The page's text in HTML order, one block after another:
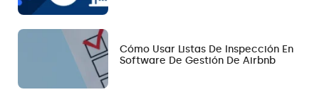
Cómo Usar Listas De Inspección En
Software De Gestión De Airbnb